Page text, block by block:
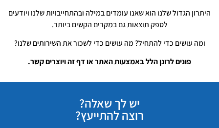
היתרון הגדול שלנו הוא שאנו עומדים במילה ובהתחייבויות שלנו ויודעים
לספק תוצאות גם במקרים הקשים ביותר.
ומה עושים כדי להתחיל? מה עושים כדי לשכור את השירותים שלנו?
פונים לרונן הלל באמצעות האתר או דף זה ויוצרים קשר.
יש לך שאלה?
רוצה להתייעץ?